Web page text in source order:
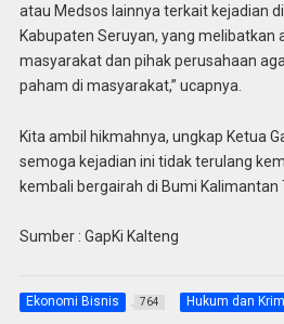
atau Medsos lainnya terkait kejadian
Kabupaten Seruyan, yang melibatkan
masyarakat dan pihak perusahaan
paham di masyarakat,” ucapnya.
Kita ambil hikmahnya, ungkap Ketua
semoga kejadian ini tidak terulang
kembali bergairah di Bumi Kalimantan
Sumber : GapKi Kalteng
Ekonomi Bisnis 764 Hukum dan